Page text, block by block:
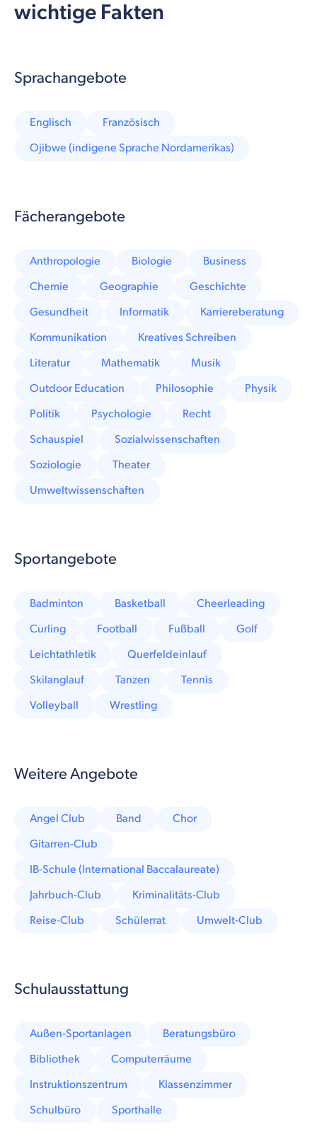
wichtige Fakten
Sprachangebote
Englisch
Französisch
Ojibwe (indigene Sprache Nordamerikas)
Fächerangebote
Anthropologie Biologie
Business
Chemie
Geographie
Geschichte
Gesundheit
Informatik
Karriereberatung
Kommunikation
Kreatives Schreiben
Literatur
Mathematik
Musik
Outdoor Education
Philosophie
Physik
Politik
Psychologie
Recht
Schauspiel
Sozialwissenschaften
Soziologie
Theater
Umweltwissenschaften
Sportangebote
Badminton Basketball
Cheerleading
Curling
Football Fußball
Golf
Leichtathletik
Querfeldeinlauf
Skilanglauf
Tanzen
Tennis
Volleyball
Wrestling
Weitere Angebote
Angel Club Band
Chor
Gitarren-Club
IB-Schule (International Baccalaureate)
Jahrbuch-Club
Kriminalitäts-Club
Reise-Club
Schülerrat Umwelt-Club
Schulausstattung
Außen-Sportanlagen
Beratungsbüro
Bibliothek
Computerräume
Instruktionszentrum
Klassenzimmer
Schulbüro
Sporthalle